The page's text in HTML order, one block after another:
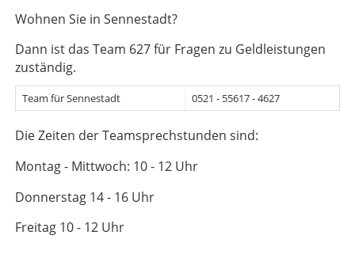
Wohnen Sie in Sennestadt?
Dann ist das Team 627 für Fragen zu Geldleistungen
zuständig.
Team für Sennestadt 0521 - 55617 - 4627
Die Zeiten der Teamsprechstunden sind:
Montag - Mittwoch: 10 - 12 Uhr
Donnerstag 14 - 16 Uhr
Freitag 10 - 12 Uhr